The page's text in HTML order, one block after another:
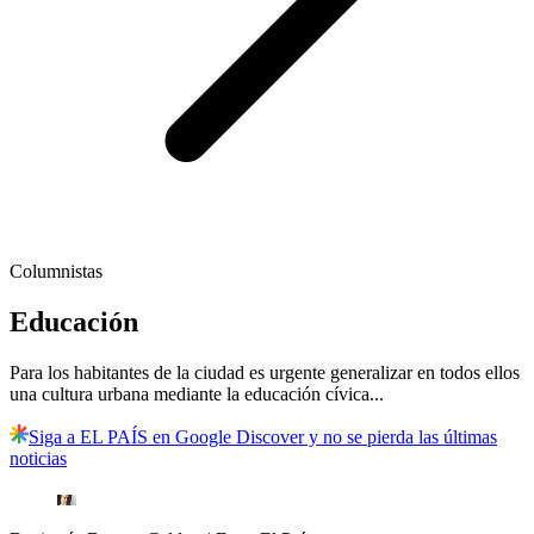
Columnistas
Educación
Para los habitantes de la ciudad es urgente generalizar en todos ellos
una cultura urbana mediante la educación cívica...
Siga a EL PAÍS en Google Discover y no se pierda las últimas
noticias